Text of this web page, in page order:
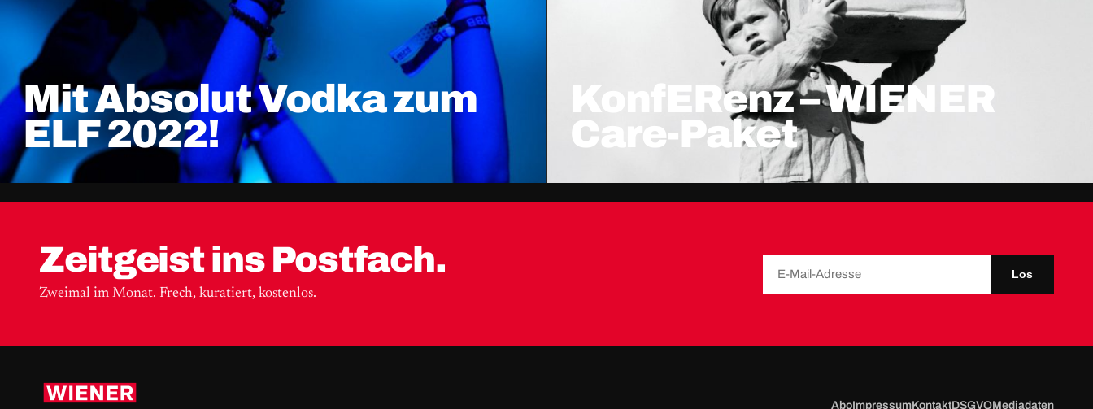
Mit Absolut Vodka zum
ELF 2022!
KonfERenz – WIENER
Care-Paket
Zeitgeist ins Postfach.
Zweimal im Monat. Frech, kuratiert, kostenlos.
Los
AboImpressumKontaktDSGVOMediadaten